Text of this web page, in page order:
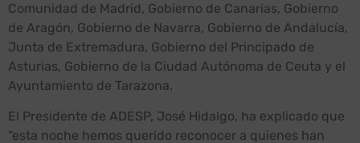
Comunidad de Madrid, Gobierno de Canarias, Gobierno
de Aragón, Gobierno de Navarra, Gobierno de Andalucía,
Junta de Extremadura, Gobierno del Principado de
Asturias, Gobierno de la Ciudad Autónoma de Ceuta y el
Ayuntamiento de Tarazona.
El Presidente de ADESP, José Hidalgo, ha explicado que
“esta noche hemos querido reconocer a quienes han